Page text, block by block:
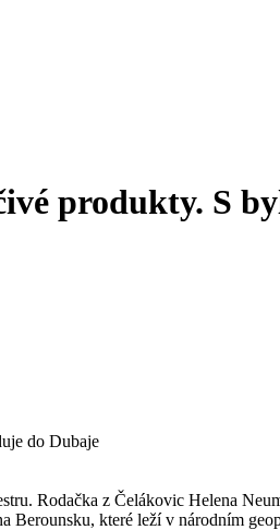
produkty. S
do Dubaje
Rodačka z Čelákovic Helena
které leží v národním